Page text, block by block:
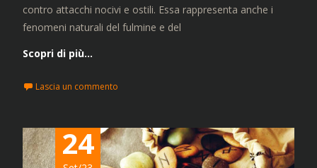
contro attacchi nocivi e ostili. Essa rappresenta anche i
fenomeni naturali del fulmine e del
Scopri di più…
Lascia un commento
24